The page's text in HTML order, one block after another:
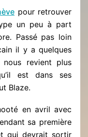
pour retrouver
un peu à part
Passé pas loin
il y a quelques
nous revient plus
est dans ses
Blaze.
en avril avec
sa première
qui devrait sortir